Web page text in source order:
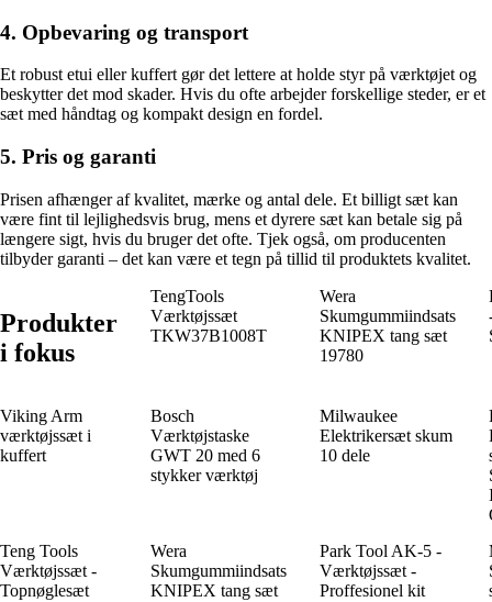
4. Opbevaring og transport
Et robust etui eller kuffert gør det lettere at holde styr på værktøjet og
beskytter det mod skader. Hvis du ofte arbejder forskellige steder, er et
sæt med håndtag og kompakt design en fordel.
5. Pris og garanti
Prisen afhænger af kvalitet, mærke og antal dele. Et billigt sæt kan
være fint til lejlighedsvis brug, mens et dyrere sæt kan betale sig på
længere sigt, hvis du bruger det ofte. Tjek også, om producenten
tilbyder garanti – det kan være et tegn på tillid til produktets kvalitet.
Produkter
i fokus
TengTools
Værktøjssæt
TKW37B1008T
Wera
Skumgummiindsats
KNIPEX tang sæt
19780
Viking Arm
værktøjssæt i
kuffert
Bosch
Værktøjstaske
GWT 20 med 6
stykker værktøj
Milwaukee
Elektrikersæt skum
10 dele
Teng Tools
Værktøjssæt -
Topnøglesæt
Wera
Skumgummiindsats
KNIPEX tang sæt
Park Tool AK-5 -
Værktøjssæt -
Proffesionel kit